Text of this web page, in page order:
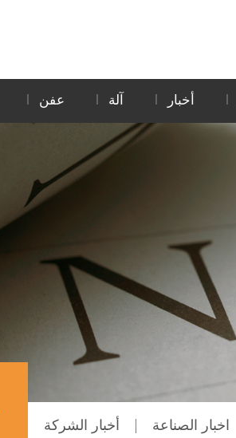
عفن آلة أخبار
أخبار الشركة اخبار الصناعة